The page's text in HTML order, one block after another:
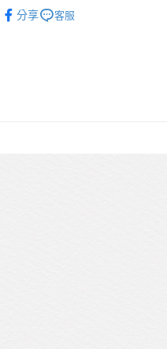
2.基於同意付款使用「大哥付你分期
資料（包含姓名、電話或地址）提供
分享 客服